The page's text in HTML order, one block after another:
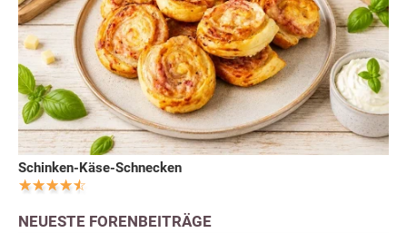
Schinken-Käse-Schnecken
NEUESTE FORENBEITRÄGE